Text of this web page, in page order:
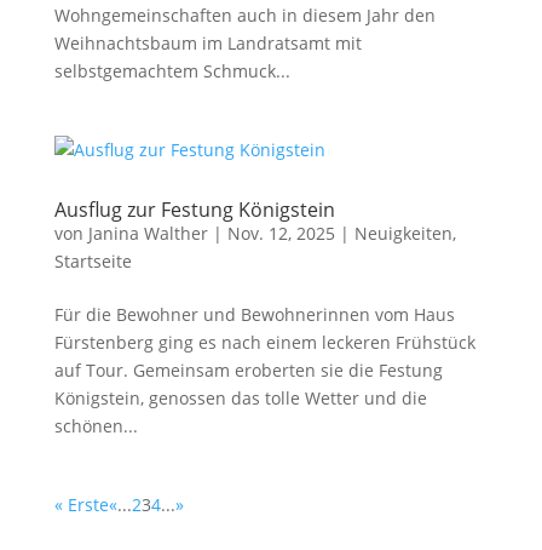
Wohngemeinschaften auch in diesem Jahr den
Weihnachtsbaum im Landratsamt mit
selbstgemachtem Schmuck...
Ausflug zur Festung Königstein
von Janina Walther| Nov. 12, 2025 | Neuigkeiten,
Startseite
Für die Bewohner und Bewohnerinnen vom Haus
Fürstenberg ging es nach einem leckeren Frühstück
auf Tour. Gemeinsam eroberten sie die Festung
Königstein, genossen das tolle Wetter und die
schönen...
« Erste«...234...»